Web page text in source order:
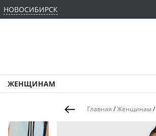
НОВОСИБИРСК
ЖЕНЩИНАМ
Главная /Женщинам /